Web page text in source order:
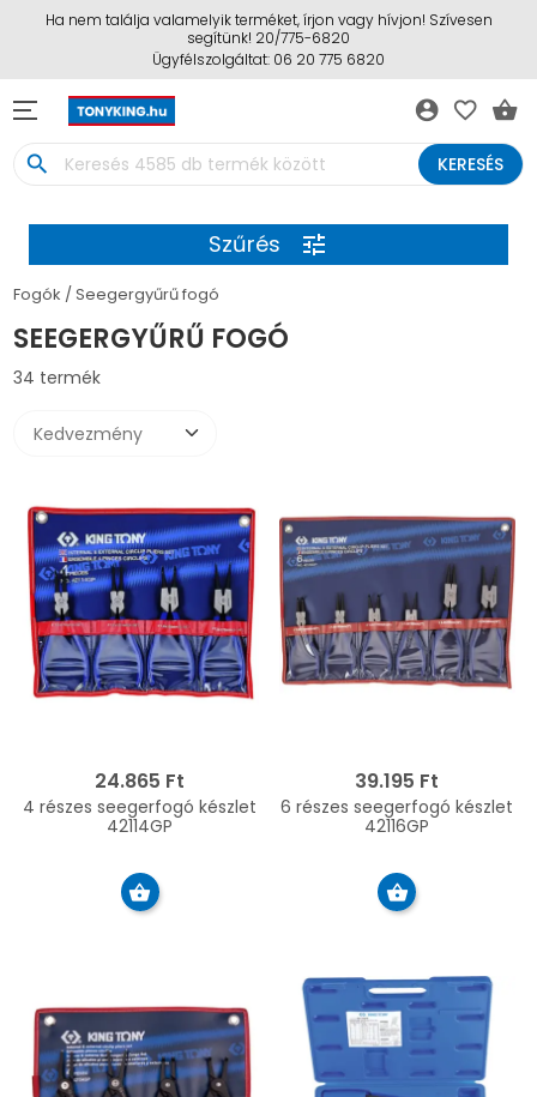
Ha nem találja valamelyik terméket, írjon vagy hívjon! Szívesen
segítünk! 20/775-6820
Ügyfélszolgáltat: 06 20 775 6820
account_circle favorite_border shopping_basket
search KERESÉS
Szűrés tune
Fogók Seegergyűrű fogó
SEEGERGYŰRŰ FOGÓ
34 termék
24.865 Ft
4 részes seegerfogó készlet
42114GP
39.195 Ft
6 részes seegerfogó készlet
42116GP